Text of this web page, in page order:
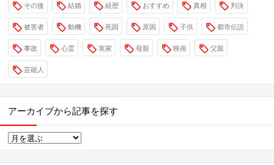
その後 結婚 経歴 おすすめ 真相 判決
被害者 動機 死因 原因 子供 都市伝説
事故 心霊 実家 母親 映画 父親
芸能人
アーカイブから記事を探す